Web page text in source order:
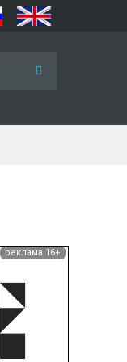
реклама 16+